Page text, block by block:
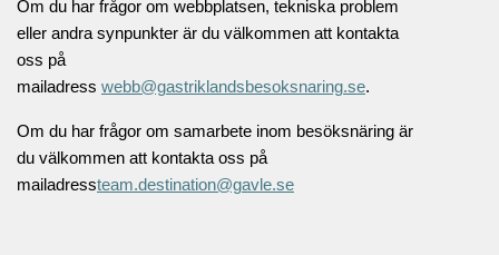
Om du har frågor om webbplatsen, tekniska problem
eller andra synpunkter är du välkommen att kontakta
oss på
mailadress webb@gastriklandsbesoksnaring.se.
Om du har frågor om samarbete inom besöksnäring är
du välkommen att kontakta oss på
mailadressteam.destination@gavle.se